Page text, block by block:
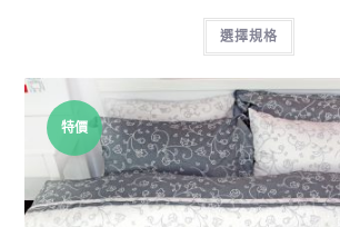
選擇規格
特價